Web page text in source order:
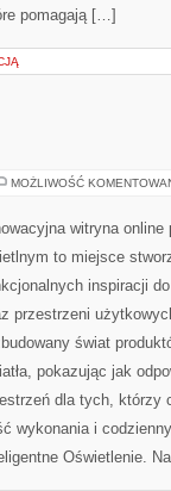
pomagają […]
MOŻLIWOŚĆ
witryna
to miejsce
inspiracji
przestrzeni
świat
pokazując jak
dla tych, którzy
wykonania i
Oświetlenie.